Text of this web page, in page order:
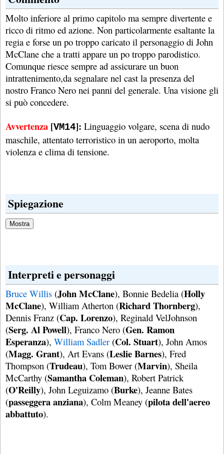
Molto inferiore al primo capitolo ma sempre divertente e
ricco di ritmo ed azione. Non particolarmente esaltante la
regia e forse un po troppo caricato il personaggio di John
McClane che a tratti appare un po troppo parodistico.
Comunque riesce sempre ad assicurare un buon
intrattenimento,da segnalare nel cast la presenza del
nostro Franco Nero nei panni del generale. Una visione gli
si può concedere.
Avvertenza [VM14]: Linguaggio volgare, scena di nudo
maschile, attentato terroristico in un aeroporto, molta
violenza e clima di tensione.
Spiegazione
Interpreti e personaggi
Bruce Willis (John McClane), Bonnie Bedelia (Holly
McClane), William Atherton (Richard Thornberg),
Dennis Franz (Cap. Lorenzo), Reginald VelJohnson
(Serg. Al Powell), Franco Nero (Gen. Ramon
Esperanza), William Sadler (Col. Stuart), John Amos
(Magg. Grant), Art Evans (Leslie Barnes), Fred
Thompson (Trudeau), Tom Bower (Marvin), Sheila
McCarthy (Samantha Coleman), Robert Patrick
(O'Reilly), John Leguizamo (Burke), Jeanne Bates
(passeggera anziana), Colm Meaney (pilota dell'aereo
abbattuto).